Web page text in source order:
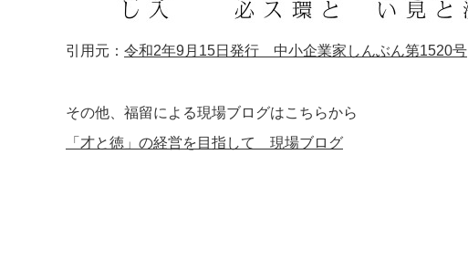
引用元： 令和2年9月15日発行 中小企業家しんぶん第1520号
その他、福留による現場ブログはこちらから
「才と徳」の経営を目指して 現場ブログ